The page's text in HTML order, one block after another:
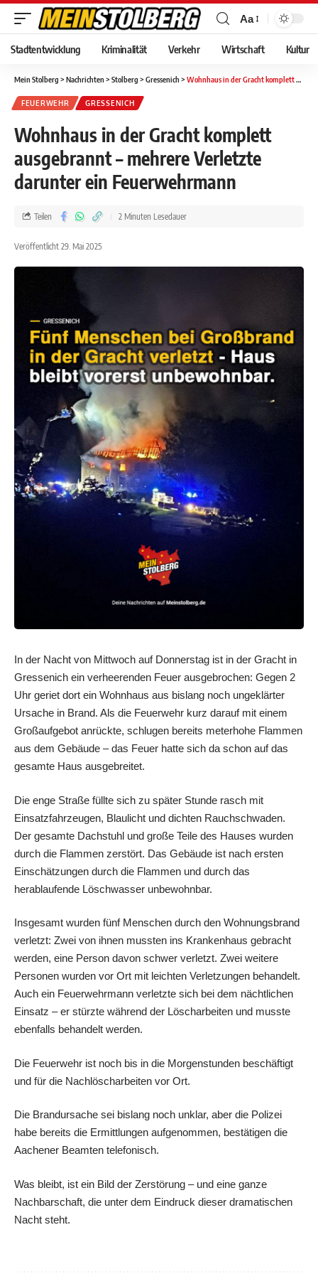
Aa
Stadtentwicklung Kriminalität Verkehr Wirtschaft Kultur
Mein Stolberg > Nachrichten > Stolberg > Gressenich > Wohnhaus in der Gracht komplett ausgebrannt – mehrere Verletzte darunter ein Feuerwehrmann
FEUERWEHR GRESSENICH
Wohnhaus in der Gracht komplett
ausgebrannt – mehrere Verletzte
darunter ein Feuerwehrmann
Veröffentlicht 29. Mai 2025
Teilen 2 Minuten Lesedauer
In der Nacht von Mittwoch auf Donnerstag ist in der Gracht in
Gressenich ein verheerenden Feuer ausgebrochen: Gegen 2
Uhr geriet dort ein Wohnhaus aus bislang noch ungeklärter
Ursache in Brand. Als die Feuerwehr kurz darauf mit einem
Großaufgebot anrückte, schlugen bereits meterhohe Flammen
aus dem Gebäude – das Feuer hatte sich da schon auf das
gesamte Haus ausgebreitet.
Die enge Straße füllte sich zu später Stunde rasch mit
Einsatzfahrzeugen, Blaulicht und dichten Rauchschwaden.
Der gesamte Dachstuhl und große Teile des Hauses wurden
durch die Flammen zerstört. Das Gebäude ist nach ersten
Einschätzungen durch die Flammen und durch das
herablaufende Löschwasser unbewohnbar.
Insgesamt wurden fünf Menschen durch den Wohnungsbrand
verletzt: Zwei von ihnen mussten ins Krankenhaus gebracht
werden, eine Person davon schwer verletzt. Zwei weitere
Personen wurden vor Ort mit leichten Verletzungen behandelt.
Auch ein Feuerwehrmann verletzte sich bei dem nächtlichen
Einsatz – er stürzte während der Löscharbeiten und musste
ebenfalls behandelt werden.
Die Feuerwehr ist noch bis in die Morgenstunden beschäftigt
und für die Nachlöscharbeiten vor Ort.
Die Brandursache sei bislang noch unklar, aber die Polizei
habe bereits die Ermittlungen aufgenommen, bestätigen die
Aachener Beamten telefonisch.
Was bleibt, ist ein Bild der Zerstörung – und eine ganze
Nachbarschaft, die unter dem Eindruck dieser dramatischen
Nacht steht.